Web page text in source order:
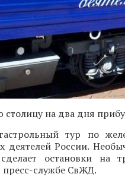
столицу на два дня
тур по
деятелей России.
остановки на
службе СвЖД.